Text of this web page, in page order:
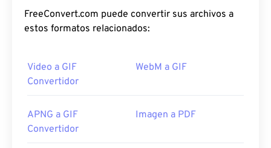
FreeConvert.com puede convertir sus archivos a
estos formatos relacionados:
Video a GIF
Convertidor
WebM a GIF
APNG a GIF
Convertidor
Imagen a PDF